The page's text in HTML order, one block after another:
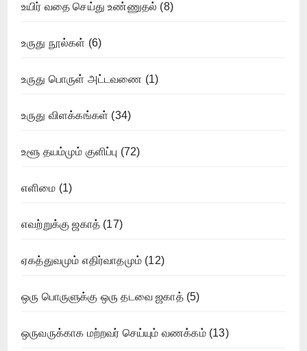
உயிர் வதை செய்து உண்ணுதல் (8)
உருது நூல்கள் (6)
உருது பொருள் அட்டவணை (1)
உருது விளக்கங்கள் (34)
உளூ தயம்மும் குளிப்பு (72)
எளிமை (1)
எவற்றுக்கு ஜகாத் (17)
ஏகத்துவமும் எதிர்வாதமும் (12)
ஒரு பொருளுக்கு ஒரு தடவை ஜகாத்(5)
ஒருவருக்காக மற்றவர் செய்யும் வணக்கம்(13)